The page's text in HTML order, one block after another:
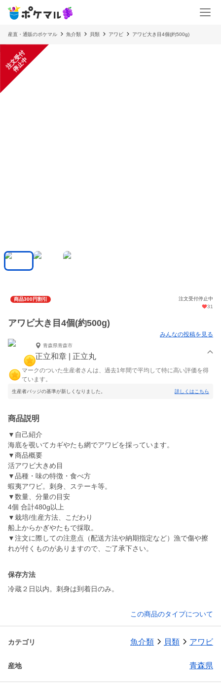
産直・通販のポケマル 魚介類 貝類 アワビ アワビ大き目4個(約500g)
注
文
受
付
停
止
中
商品300円割引
注文受付停止中
31
アワビ大き目4個(約500g)
みんなの投稿を見る
青森県青森市
正立和章 | 正立丸
マークのついた生産者さんは、過去1年間で平均して特に高い評価を得
ています。
生産者バッジの基準が新しくなりました。 詳しくはこちら
商品説明
▼自己紹介
海底を覗いてカギやたも網でアワビを採っています。
▼商品概要
活アワビ大きめ目
▼品種・味の特徴・食べ方
蝦夷アワビ。刺身、ステーキ等。
▼数量、分量の目安
4個 合計480g以上
▼栽培/生産方法、こだわり
船上からかぎやたもで採取。
▼注文に際しての注意点（配送方法や納期指定など）漁で傷や擦
れが付くものがありますので、ご了承下さい。
保存方法
冷蔵２日以内。刺身は到着日のみ。
この商品のタイプについて
カテゴリ 魚介類 貝類 アワビ
産地 青森県